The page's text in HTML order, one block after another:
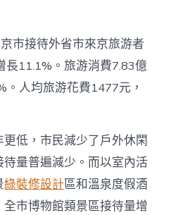
市接待外省市來京旅游者
長11.1%。旅游消費7.83億
。人均旅游花費1477元，
更低，市民減少了戶外休閑
量普遍減少。而以室內活
綠裝修設計區和溫泉度假酒
市博物館類景區接待量增